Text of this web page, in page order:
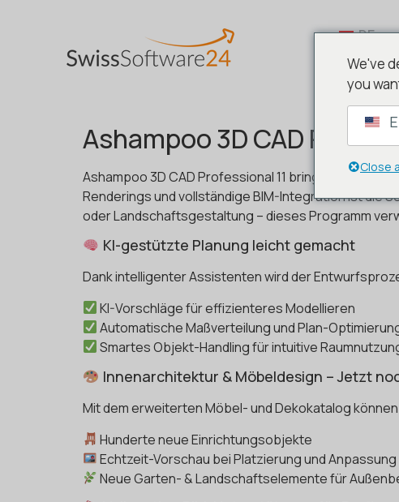
DE
Ashampoo 3D CAD
Ashampoo 3D CAD Professional 11 bringt
Renderings und vollständige BIM-Integration ist die
oder Landschaftsgestaltung – dieses Programm
KI-gestützte Planung leicht gemacht
Dank intelligenter Assistenten wird der
KI-Vorschläge für effizienteres Modellieren
Automatische Maßverteilung und Plan-
Smartes Objekt-Handling für intuitive
Innenarchitektur & Möbeldesign – Jetzt
Mit dem erweiterten Möbel- und Dekokatalog
Hunderte neue Einrichtungsobjekte
Echtzeit-Vorschau bei Platzierung und Anpassung
Neue Garten- & Landschaftselemente für
We've
you
Close